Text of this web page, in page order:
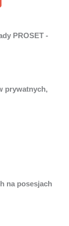
PROSET -
prywatnych,
na posesjach